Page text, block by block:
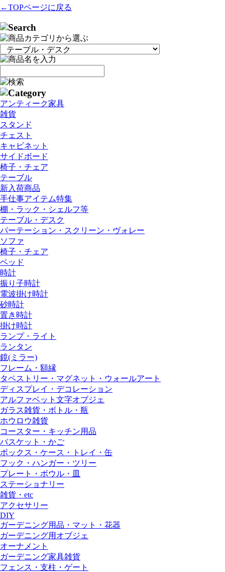
←TOPページに戻る
アンティーク家具
雑貨
スタンド
チェスト
キャビネット
サイドボード
椅子・チェア
テーブル
新入荷商品
手仕事アイテム特集
棚・ラック・シェルフ等
テーブル・デスク
パーテーション・スクリーン・ヴォレー
ソファ
椅子・チェア
ベッド
時計
振り子時計
電波掛け時計
砂時計
置き時計
掛け時計
ランプ・ライト
ランタン
鏡(ミラー)
フレーム・額縁
タペストリー・マグネット・ウォールアート
ディスプレイ・デコレーション
アルファベット文字オブジェ
ガラス雑貨・ボトル・瓶
ホウロウ雑貨
コースター・キッチン用品
バスケット・かご
ボックス・ケース・トレイ・缶
フック・ハンガー・ツリー
プレート・ボウル・皿
ステーショナリー
雑貨・etc
アクセサリー
DIY
ガーデニング用品・マット・花器
ガーデニング用オブジェ
オーナメント
ガーデニング家具雑貨
フェンス・支柱・ゲート